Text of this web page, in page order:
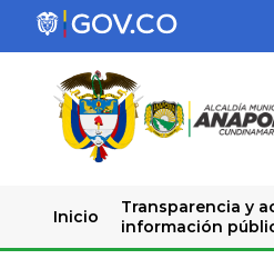
Inicio
Transparencia y
información